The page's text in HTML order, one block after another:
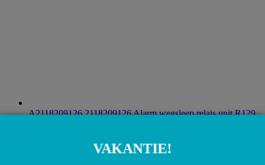
A2118209126 2118209126 Alarm wegsleep relais unit R129
Toevoegen aan winkelwagen
VAKANTIE!